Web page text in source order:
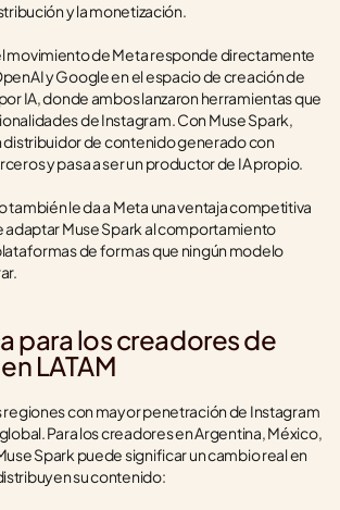
y la monetización.
movimiento de Meta responde directamente
y Google en el espacio de creación de
IA, donde ambos lanzaron herramientas que
de Instagram. Con Muse Spark,
distribuidor de contenido generado con
y pasa a ser un productor de IA propio.
también le da a Meta una ventaja competitiva
Muse Spark al comportamiento
de formas que ningún modelo
para los creadores de
LATAM
regiones con mayor penetración de Instagram
Para los creadores en Argentina, México,
Spark puede significar un cambio real en
su contenido: